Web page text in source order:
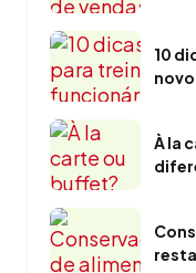
10
À la